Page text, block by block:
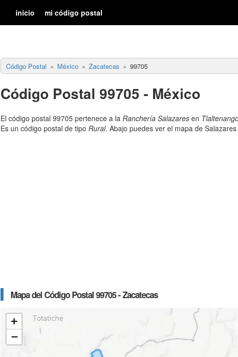
inicio mi código postal
Código Postal México Zacatecas 99705
Código Postal 99705 - México
El código postal 99705 pertenece a la Ranchería Salazares en
Es un código postal de tipo Rural. Abajo puedes ver el mapa de Salazares
Mapa del Código Postal 99705 - Zacatecas